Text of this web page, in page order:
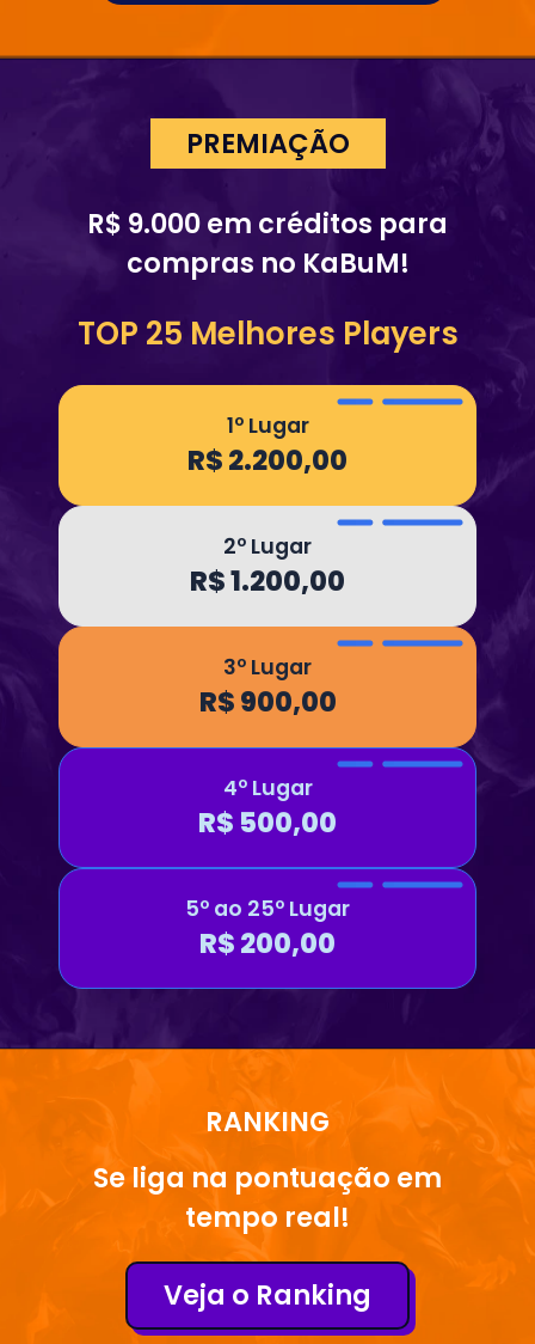
PREMIAÇÃO
R$ 9.000 em créditos para
compras no KaBuM!
TOP 25 Melhores Players
1º Lugar
R$ 2.200,00
2º Lugar
R$ 1.200,00
3º Lugar
R$ 900,00
4º Lugar
R$ 500,00
5º ao 25º Lugar
R$ 200,00
RANKING
Se liga na pontuação em
tempo real!
Veja o Ranking